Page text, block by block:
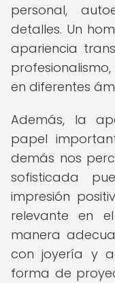
personal,
detalles. Un
apariencia
en diferentes
Además, la
papel
demás nos
sofisticada
impresión
relevante en
manera
con joyería y
forma de